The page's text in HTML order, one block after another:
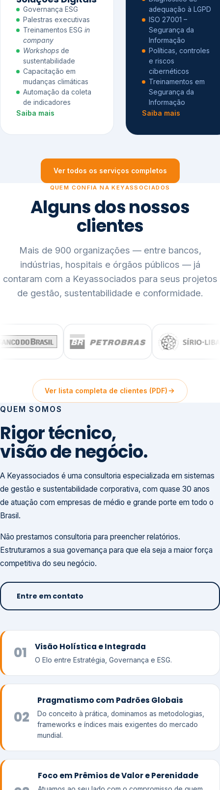
Governança ESG
Palestras executivas
Treinamentos ESG in
company
Workshops de
sustentabilidade
Capacitação em
mudanças climáticas
Automação da coleta
de indicadores
Saiba mais
adequação à LGPD
ISO 27001 –
Segurança da
Informação
Políticas, controles
e riscos
cibernéticos
Treinamentos em
Segurança da
Informação
Saiba mais
Ver todos os serviços completos
QUEM CONFIA NA KEYASSOCIADOS
Alguns dos nossos
clientes
Mais de 900 organizações — entre bancos,
indústrias, hospitais e órgãos públicos — já
contaram com a Keyassociados para seus projetos
de gestão, sustentabilidade e conformidade.
Ver lista completa de clientes (PDF)
QUEM SOMOS
Rigor técnico,
visão de negócio.
A Keyassociados é uma consultoria especializada em sistemas
de gestão e sustentabilidade corporativa, com quase 30 anos
de atuação com empresas de médio e grande porte em todo o
Brasil.
Não prestamos consultoria para preencher relatórios.
Estruturamos a sua governança para que ela seja a maior força
competitiva do seu negócio.
Entre em contato
01 Visão Holística e Integrada
O Elo entre Estratégia, Governança e ESG.
02
Pragmatismo com Padrões Globais
Do conceito à prática, dominamos as metodologias,
frameworks e índices mais exigentes do mercado
mundial.
Foco em Prêmios de Valor e Perenidade